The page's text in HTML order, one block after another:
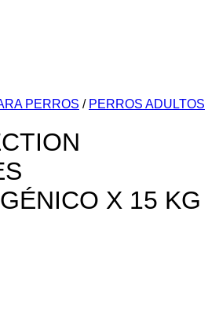
PERROS / PERROS ADULTOS
X 15 KG